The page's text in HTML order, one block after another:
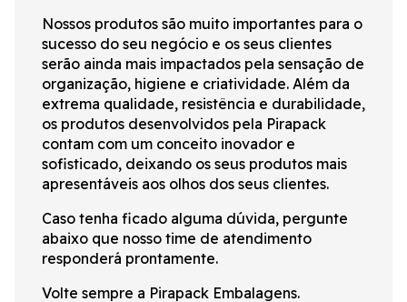
Nossos produtos são muito importantes para o
sucesso do seu negócio e os seus clientes
serão ainda mais impactados pela sensação de
organização, higiene e criatividade. Além da
extrema qualidade, resistência e durabilidade,
os produtos desenvolvidos pela Pirapack
contam com um conceito inovador e
sofisticado, deixando os seus produtos mais
apresentáveis aos olhos dos seus clientes.
Caso tenha ficado alguma dúvida, pergunte
abaixo que nosso time de atendimento
responderá prontamente.
Volte sempre a Pirapack Embalagens.